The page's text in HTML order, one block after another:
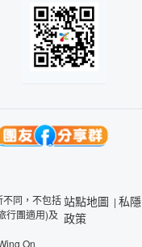
同，不包括
行團適用)及
On
站點地圖 | 私隱
政策